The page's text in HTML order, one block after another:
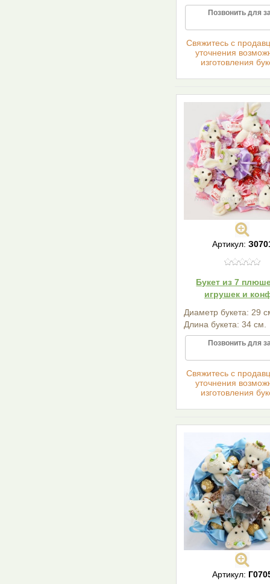
Позвонить для
Cвяжитесь с
уточнения
изготовления
Артикул:
Букет из 7
игрушек и
Диаметр букета: 29
Длина букета: 34 см.
Позвонить для
Cвяжитесь с
уточнения
изготовления
Артикул: